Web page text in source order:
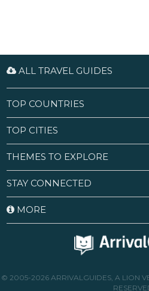
ALL TRAVEL GUIDES
TOP COUNTRIES
TOP CITIES
THEMES TO EXPLORE
STAY CONNECTED
MORE
© 2005-2026 ARRIVALGUIDES, A LION